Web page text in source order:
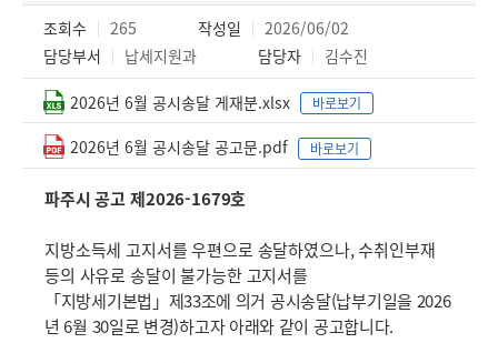
조회수 265 작성일
2026/06/02
담당부서
납세지원과 담당자 김수진
2026년 6월 공시송달 게재분.xlsx 바로보기
2026년 6월 공시송달 공고문.pdf 바로보기
파주시 공고 제2026-1679호
지방소득세 고지서를 우편으로 송달하였으나, 수취인부재
등의 사유로 송달이 불가능한 고지서를
「지방세기본법」제33조에 의거 공시송달(납부기일을 2026
년 6월 30일로 변경)하고자 아래와 같이 공고합니다.